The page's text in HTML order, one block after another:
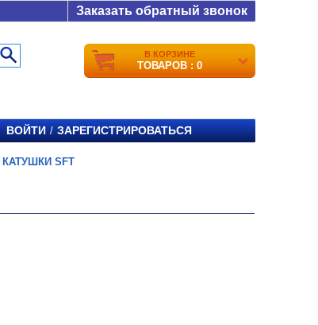
Заказать обратный звонок
В КОРЗИНЕ
ТОВАРОВ : 0
ВОЙТИ / ЗАРЕГИСТРИРОВАТЬСЯ
КАТУШКИ SFT